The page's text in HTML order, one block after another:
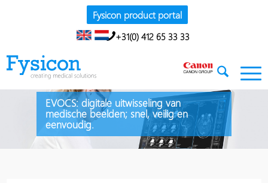
Fysicon product portal
+31(0) 412 65 33 33
EVOCS: digitale uitwisseling van
medische beelden; snel, veilig en
eenvoudig.